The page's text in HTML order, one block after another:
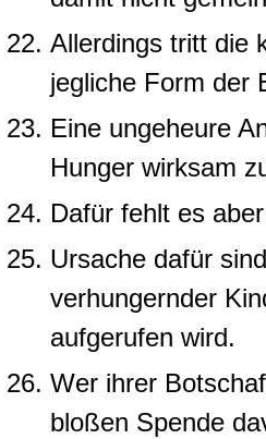
Allerdings tritt die
jegliche Form der
Eine ungeheure
Hunger wirksam
Dafür fehlt es
Ursache dafür
verhungernder
aufgerufen wird.
Wer ihrer
bloßen Spende